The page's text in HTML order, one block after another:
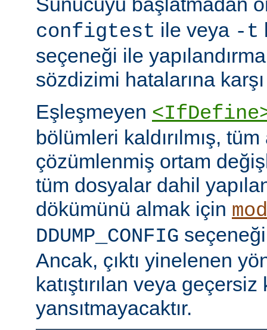
configtest ile veya -t
seçeneği ile yapılandırma
sözdizimi hatalarına
Eşleşmeyen
bölümleri kaldırılmış,
çözümlenmiş ortam
tüm dosyalar dahil
dökümünü almak için
DDUMP_CONFIG
Ancak, çıktı yinelenen
katıştırılan veya geçersiz
yansıtmayacaktır.